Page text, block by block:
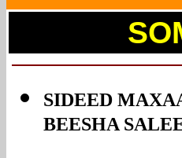
SIDEED
BEESHA